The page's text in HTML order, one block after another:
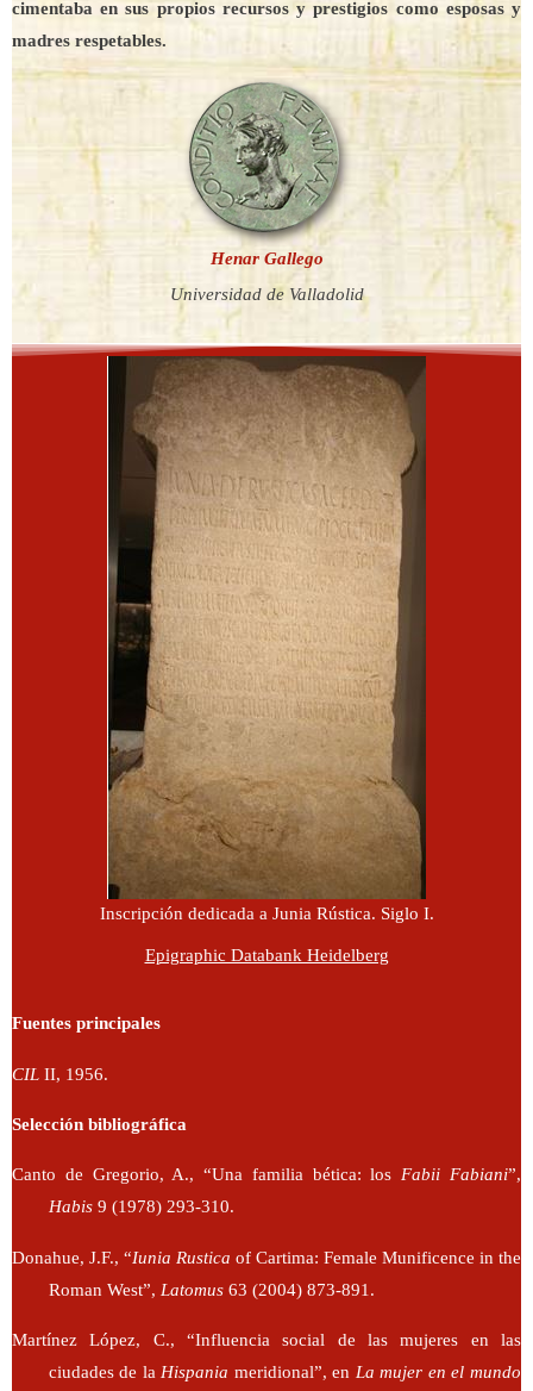
cimentaba en sus propios recursos y prestigios como esposas y
madres respetables.
Henar Gallego
Universidad de Valladolid
Inscripción dedicada a Junia Rústica. Siglo I.
Epigraphic Databank Heidelberg
Fuentes principales
CIL II, 1956.
Selección bibliográfica
Canto de Gregorio, A., “Una familia bética: los Fabii Fabiani”,
Habis9 (1978) 293-310.
Donahue, J.F., “Iunia Rustica of Cartima: Female Munificence in the
Roman West”, Latomus63 (2004) 873-891.
Martínez López, C., “Influencia social de las mujeres en las
ciudades de la Hispania meridional”, en La mujer en el mundo